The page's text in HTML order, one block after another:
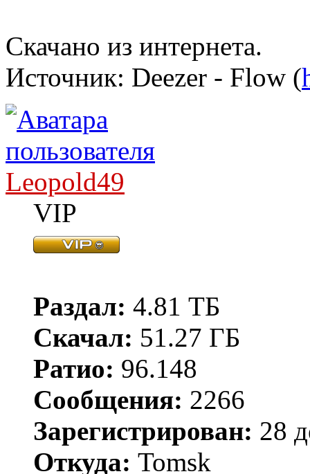
Скачано из интернета.
Источник: Deezer - Flow (
Leopold49
VIP
Раздал: 4.81 ТБ
Скачал: 51.27 ГБ
Ратио: 96.148
Сообщения: 2266
Зарегистрирован: 28
Откуда: Tomsk